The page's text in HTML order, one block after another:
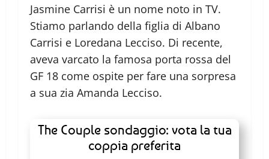
Jasmine Carrisi è un nome noto in TV.
Stiamo parlando della figlia di Albano
Carrisi e Loredana Lecciso. Di recente,
aveva varcato la famosa porta rossa del
GF 18 come ospite per fare una sorpresa
a sua zia Amanda Lecciso.
The Couple sondaggio: vota la tua
coppia preferita